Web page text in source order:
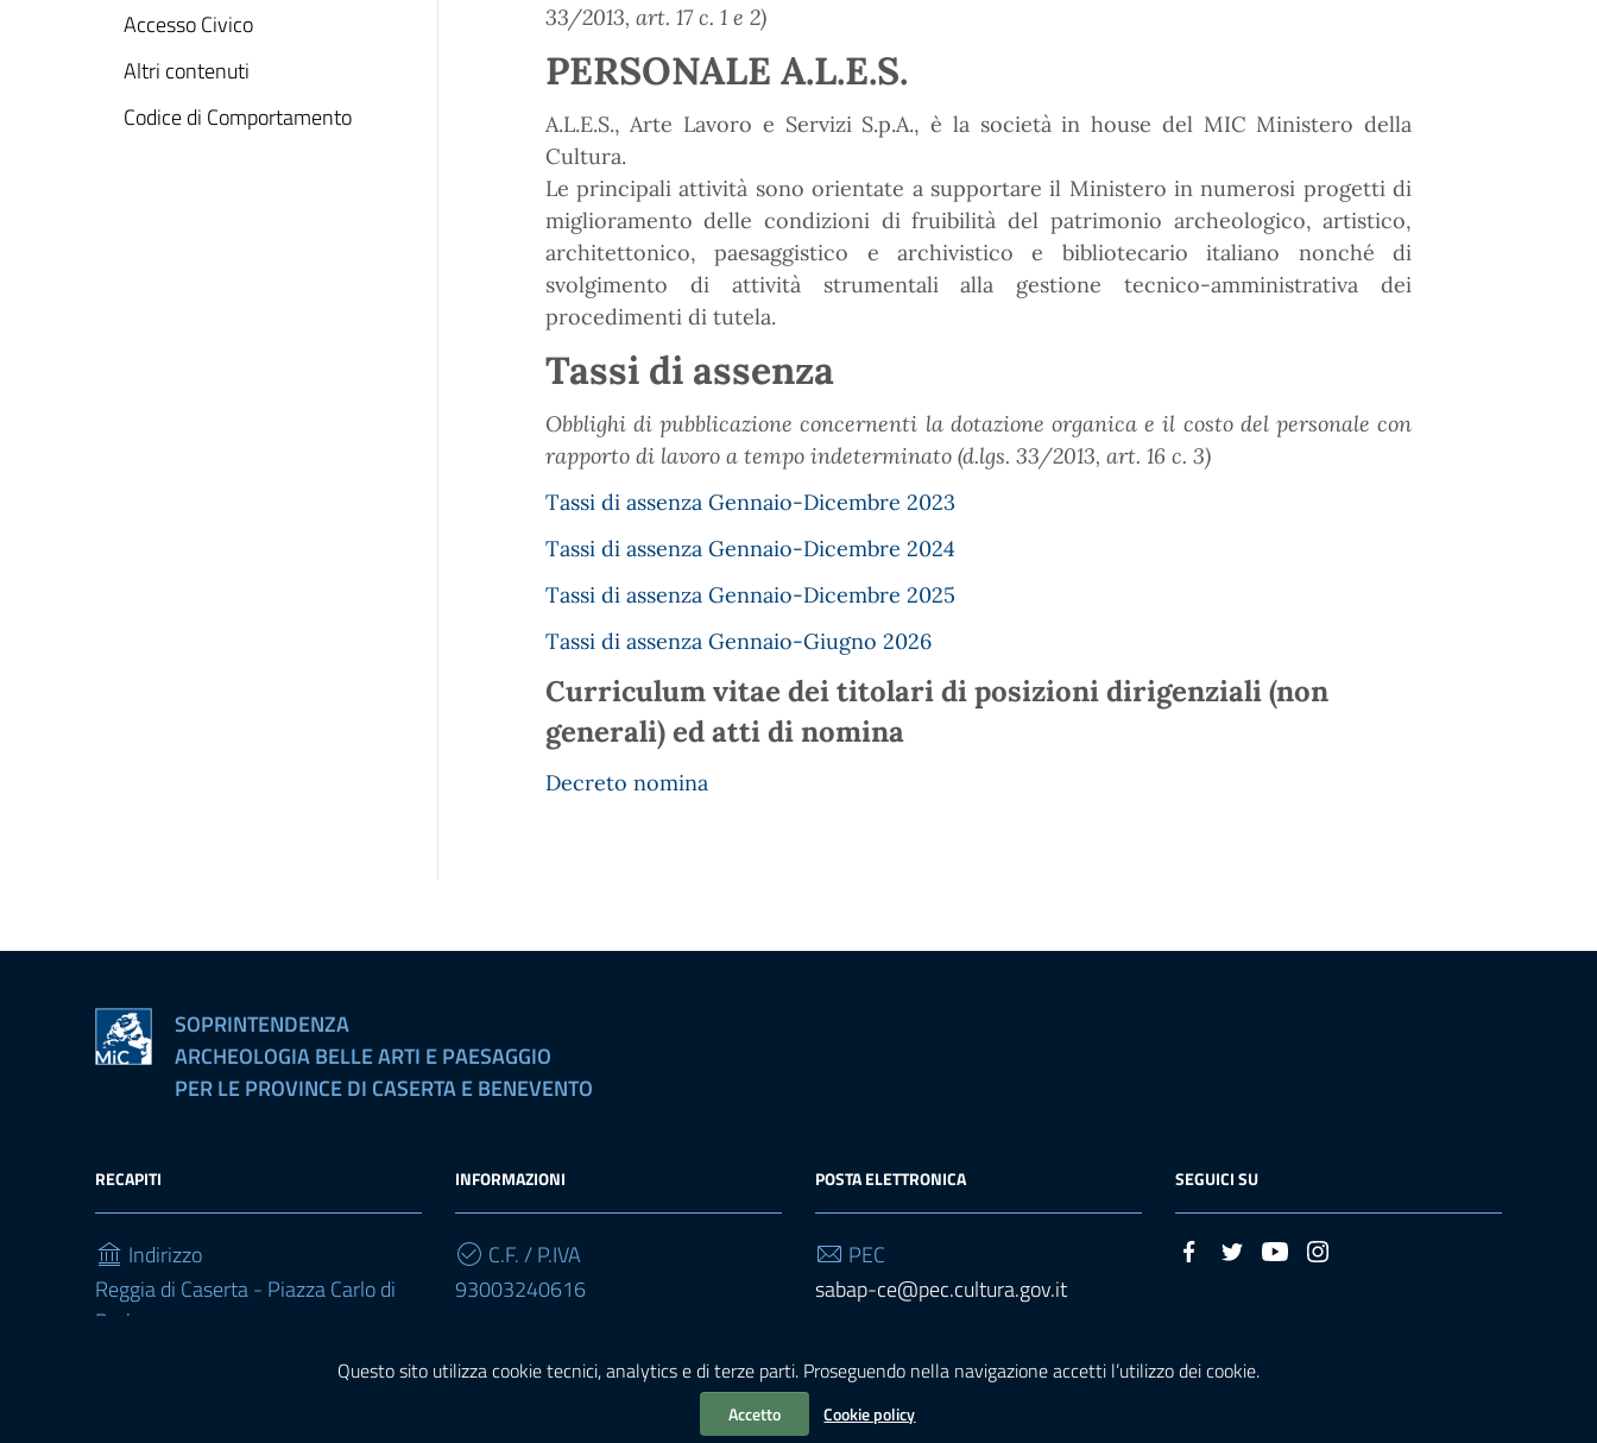
Questo sito utilizza cookie tecnici, analytics e di terze parti. Proseguendo nella navigazione accetti l’utilizzo dei cookie.
Accetto Cookie policy
Accesso Civico
Altri contenuti
Codice di Comportamento
33/2013, art. 17 c. 1 e 2)
PERSONALE A.L.E.S.
A.L.E.S., Arte Lavoro e Servizi S.p.A., è la società in house del MIC Ministero della
Cultura.
Le principali attività sono orientate a supportare il Ministero in numerosi progetti di
miglioramento delle condizioni di fruibilità del patrimonio archeologico, artistico,
architettonico, paesaggistico e archivistico e bibliotecario italiano nonché di
svolgimento di attività strumentali alla gestione tecnico-amministrativa dei
procedimenti di tutela.
Tassi di assenza
Obblighi di pubblicazione concernenti la dotazione organica e il costo del personale con
rapporto di lavoro a tempo indeterminato (d.lgs. 33/2013, art. 16 c. 3)
Tassi di assenza Gennaio-Dicembre 2023
Tassi di assenza Gennaio-Dicembre 2024
Tassi di assenza Gennaio-Dicembre 2025
Tassi di assenza Gennaio-Giugno 2026
Curriculum vitae dei titolari di posizioni dirigenziali (non
generali) ed atti di nomina
Decreto nomina
SOPRINTENDENZA
ARCHEOLOGIA BELLE ARTI E PAESAGGIO
PER LE PROVINCE DI CASERTA E BENEVENTO
RECAPITI
Indirizzo
Reggia di Caserta - Piazza Carlo di
Borbone
INFORMAZIONI
C.F. / P.IVA
93003240616
POSTA ELETTRONICA
PEC
sabap-ce@pec.cultura.gov.it
sabap-ce@cultura.gov.it
SEGUICI SU